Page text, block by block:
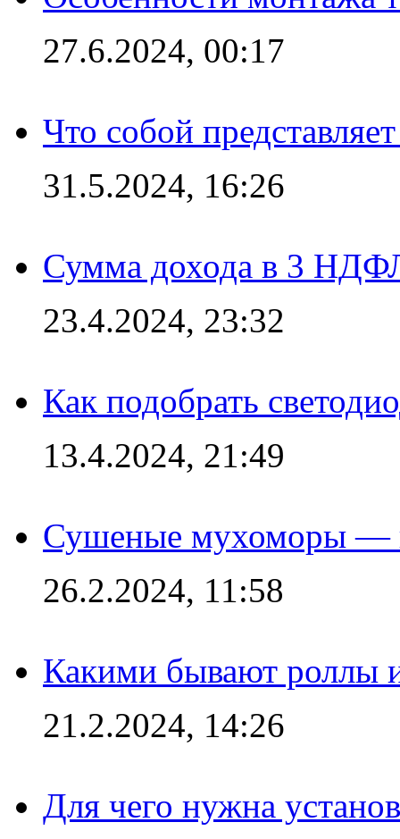
27.6.2024, 00:17
Что собой
31.5.2024, 16:26
Сумма дохода в 3
23.4.2024, 23:32
Как подобрать
13.4.2024, 21:49
Сушеные мухоморы —
26.2.2024, 11:58
Какими бывают роллы
21.2.2024, 14:26
Для чего нужна